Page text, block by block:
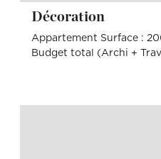
Décoration
Appartement Surface :
Budget total (Archi +